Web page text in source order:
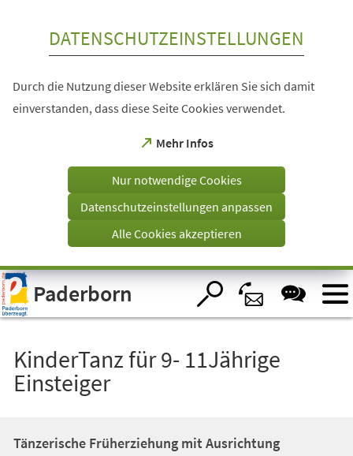
Visuelle
Assistenzsoftware
öffnen.
DATENSCHUTZEINSTELLUNGEN
Durch die Nutzung dieser Website erklären Sie sich damit
einverstanden, dass diese Seite Cookies verwendet.
Mehr Infos
(Öffnet
einem
Tab)
Nur notwendige Cookies
Datenschutzeinstellungen anpassen
Alle Cookies akzeptieren
Paderborn
KinderTanz für 9- 11Jährige
Einsteiger
Tänzerische Früherziehung mit Ausrichtung